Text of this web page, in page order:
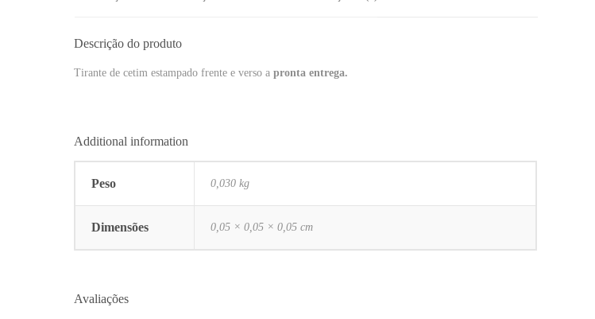
Descrição do produto
Tirante de cetim estampado frente e verso a pronta entrega.
Additional information
Peso 0,030 kg
Dimensões 0,05 × 0,05 × 0,05 cm
Avaliações